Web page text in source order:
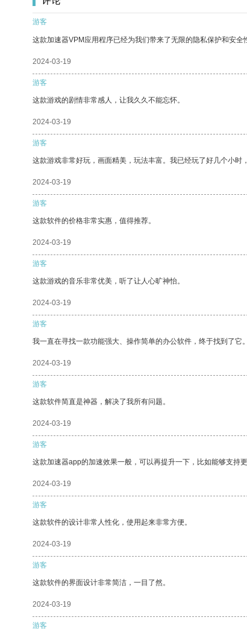
游客
这款加速器VPM应用程序已经为我们带来了无限的隐私保护和安全
2024-03-19
游客
这款游戏的剧情非常感人，让我久久不能忘怀。
2024-03-19
游客
这款游戏非常好玩，画面精美，玩法丰富。我已经玩了好几个小时
2024-03-19
游客
这款软件的价格非常实惠，值得推荐。
2024-03-19
游客
这款游戏的音乐非常优美，听了让人心旷神怡。
2024-03-19
游客
我一直在寻找一款功能强大、操作简单的办公软件，终于找到了它
2024-03-19
游客
这款软件简直是神器，解决了我所有问题。
2024-03-19
游客
这款加速器app的加速效果一般，可以再提升一下，比如能够支持更
2024-03-19
游客
这款软件的设计非常人性化，使用起来非常方便。
2024-03-19
游客
这款软件的界面设计非常简洁，一目了然。
2024-03-19
游客